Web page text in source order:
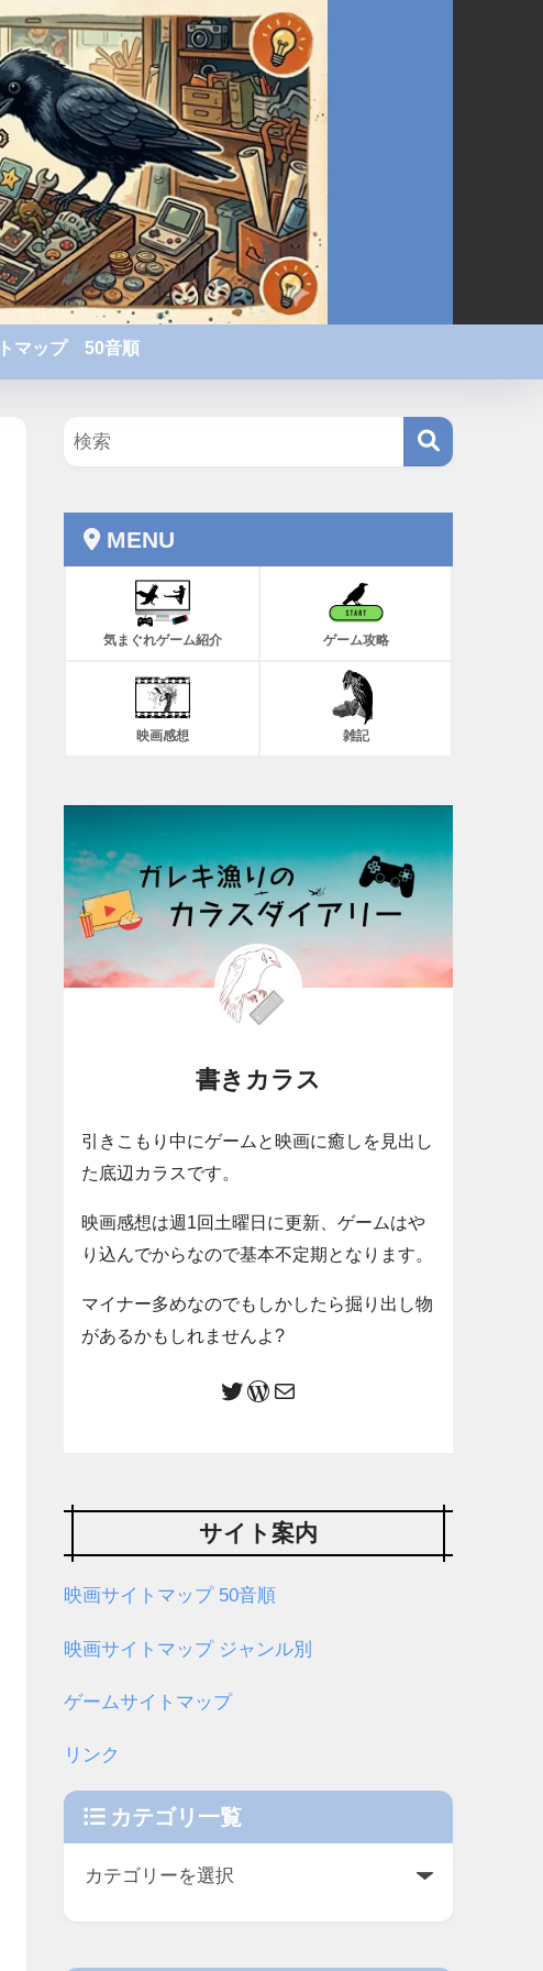
マップ 50音順
MENU
気まぐれゲーム紹介 ゲーム攻略
映画感想 雑記
書きカラス
引きこもり中にゲームと映画に癒しを見出し
た底辺カラスです。
映画感想は週1回土曜日に更新、ゲームはや
り込んでからなので基本不定期となります。
マイナー多めなのでもしかしたら掘り出し物
があるかもしれませんよ?
サイト案内
映画サイトマップ 50音順
映画サイトマップ ジャンル別
ゲームサイトマップ
リンク
カテゴリ一覧